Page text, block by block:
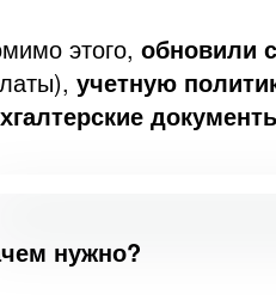
этого, обновили
учетную
нужно?